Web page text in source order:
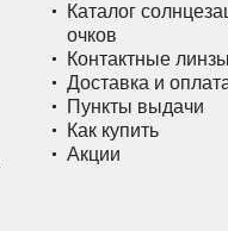
Каталог
очков
Контактные линзы
Доставка и
Пункты выдачи
Как купить
Акции